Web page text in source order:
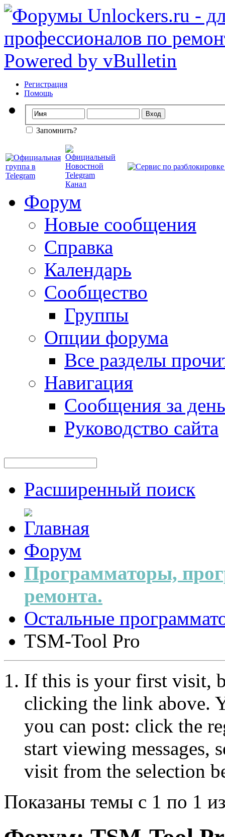
Регистрация
Помощь
Запомнить?
Форум
Новые сообщения
Справка
Календарь
Сообщество
Группы
Опции форума
Все разделы
Навигация
Сообщения за день
Руководство сайта
Расширенный поиск
Форум
Программаторы,
ремонта.
Остальные
TSM-Tool Pro
If this is your first visit,
clicking the link above.
you can post: click the
start viewing messages,
visit from the selection
Показаны темы с 1 по 1